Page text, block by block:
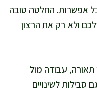
אפשרות. החלטה טובה
ולא רק את הרצון
עבודה מול
סבילות לשינויים